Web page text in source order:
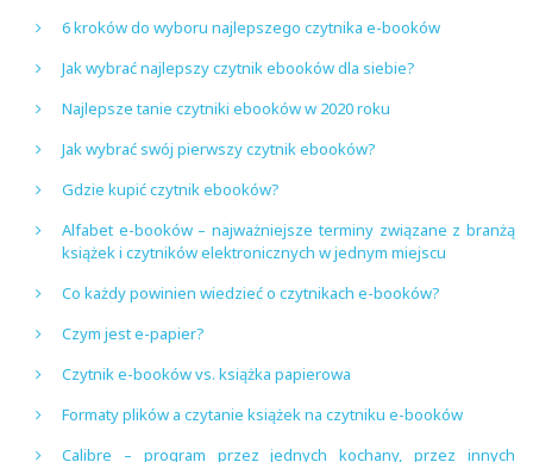
6 kroków do wyboru najlepszego czytnika e-booków
Jak wybrać najlepszy czytnik ebooków dla siebie?
Najlepsze tanie czytniki ebooków w 2020 roku
Jak wybrać swój pierwszy czytnik ebooków?
Gdzie kupić czytnik ebooków?
Alfabet e-booków – najważniejsze terminy związane z branżą
książek i czytników elektronicznych w jednym miejscu
Co każdy powinien wiedzieć o czytnikach e-booków?
Czym jest e-papier?
Czytnik e-booków vs. książka papierowa
Formaty plików a czytanie książek na czytniku e-booków
Calibre – program przez jednych kochany, przez innych